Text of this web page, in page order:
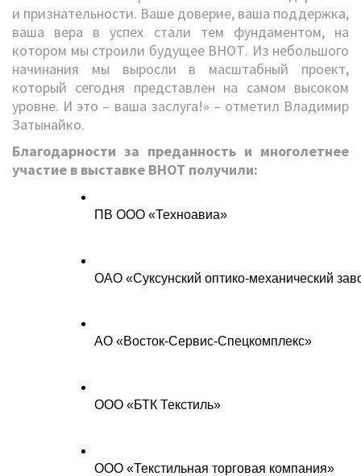
и признательности. Ваше доверие, ваша поддержка,
ваша вера в успех стали тем фундаментом, на
котором мы строили будущее ВНОТ. Из небольшого
начинания мы выросли в масштабный проект,
который сегодня представлен на самом высоком
уровне. И это – ваша заслуга!» – отметил Владимир
Затынайко.
Благодарности за преданность и многолетнее
участие в выставке ВНОТ получили:
ПВ ООО «Техноавиа»
ОАО «Суксунский оптико-механический
АО «Восток-Сервис-Спецкомплекс»
ООО «БТК Текстиль»
ООО «Текстильная торговая компания»